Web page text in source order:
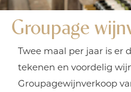
Groupage
Twee maal per jaar is er
tekenen en voordelig
Groupagewijnverkoop